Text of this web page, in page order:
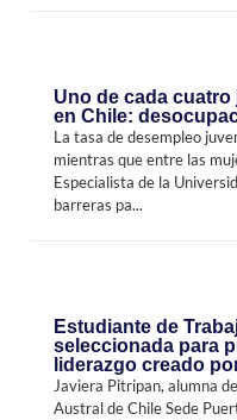
Uno de cada
en Chile:
La tasa de desempleo
mientras que entre las
Especialista de la
barreras pa...
Estudiante de
seleccionada para
liderazgo creado
Javiera Pitripan, alumna
Austral de Chile Sede